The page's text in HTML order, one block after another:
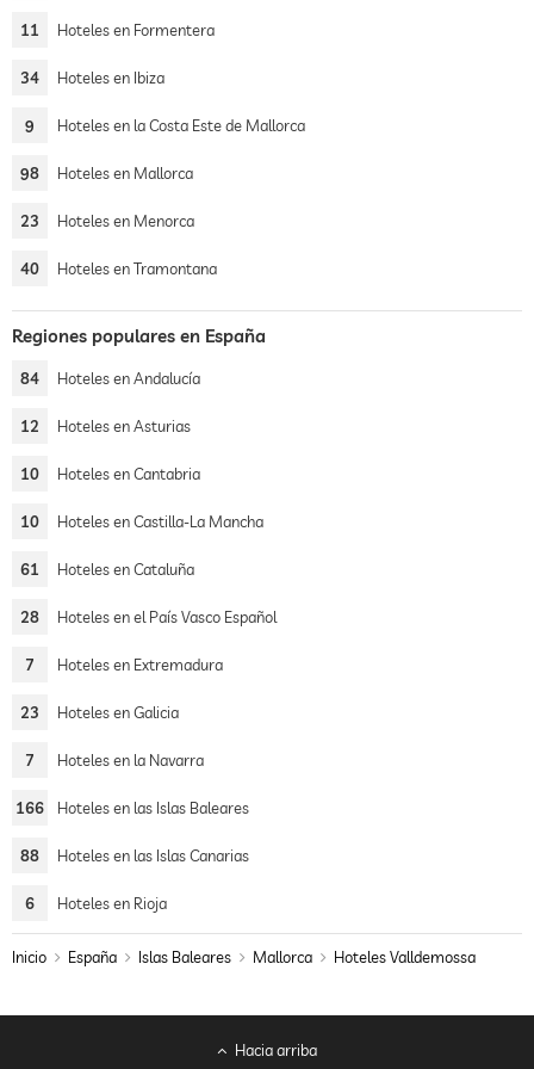
11 Hoteles en Formentera
34 Hoteles en Ibiza
9 Hoteles en la Costa Este de Mallorca
98 Hoteles en Mallorca
23 Hoteles en Menorca
40 Hoteles en Tramontana
Regiones populares en España
84 Hoteles en Andalucía
12 Hoteles en Asturias
10 Hoteles en Cantabria
10 Hoteles en Castilla-La Mancha
61 Hoteles en Cataluña
28 Hoteles en el País Vasco Español
7 Hoteles en Extremadura
23 Hoteles en Galicia
7 Hoteles en la Navarra
166 Hoteles en las Islas Baleares
88 Hoteles en las Islas Canarias
6 Hoteles en Rioja
Inicio España Islas Baleares Mallorca Hoteles Valldemossa
Hacia arriba